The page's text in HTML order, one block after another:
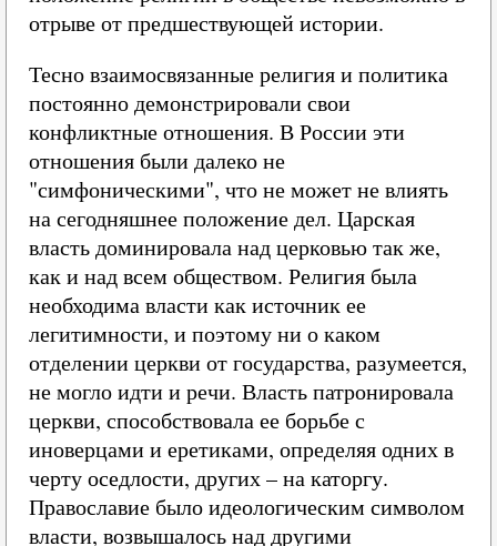
отрыве от предшествующей истории.
Тесно взаимосвязанные религия и политика
постоянно демонстрировали свои
конфликтные отношения. В России эти
отношения были далеко не
"симфоническими", что не может не влиять
на сегодняшнее положение дел. Царская
власть доминировала над церковью так же,
как и над всем обществом. Религия была
необходима власти как источник ее
легитимности, и поэтому ни о каком
отделении церкви от государства, разумеется,
не могло идти и речи. Власть патронировала
церкви, способствовала ее борьбе с
иноверцами и еретиками, определяя одних в
черту оседлости, других – на каторгу.
Православие было идеологическим символом
власти, возвышалось над другими